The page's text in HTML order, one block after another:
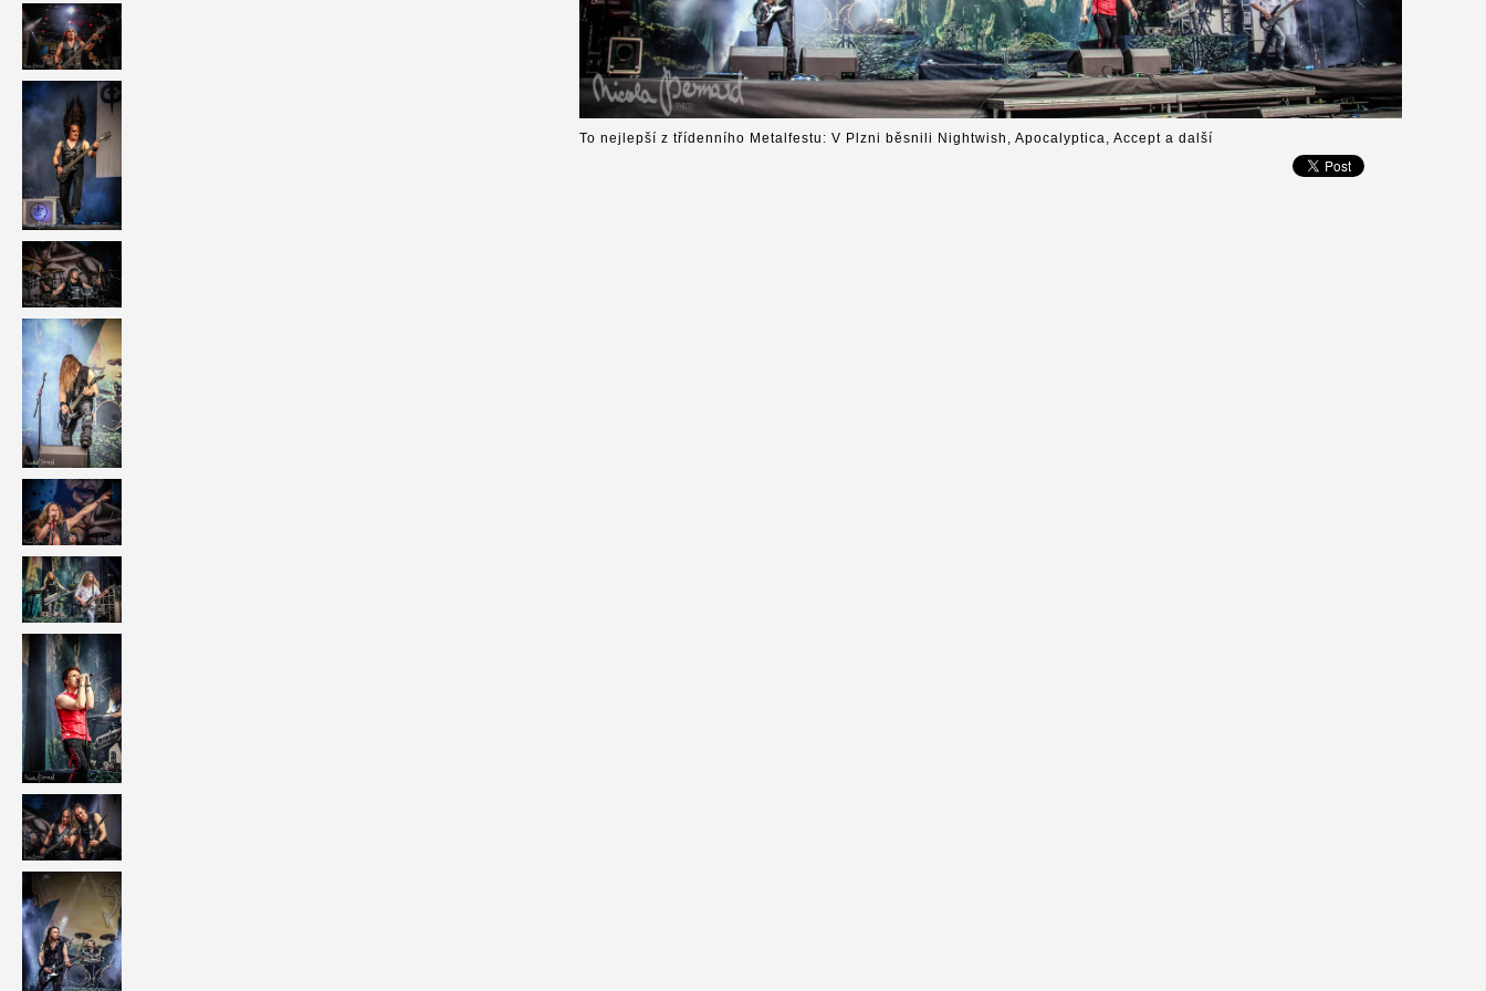
To nejlepší z třídenního Metalfestu: V Plzni běsnili Nightwish, Apocalyptica, Accept a další